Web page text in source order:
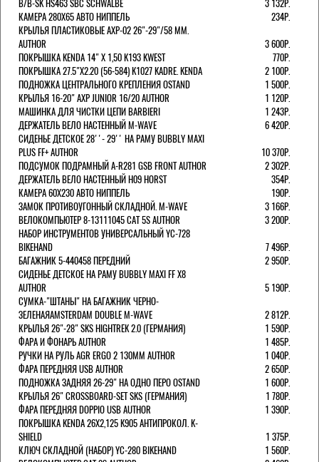
B/B-SK HS463 SBC SCHWALBE
3 132Р.
КАМЕРА 280Х65 АВТО НИППЕЛЬ
234Р.
КРЫЛЬЯ ПЛАСТИКОВЫЕ AXP-02 26"-29"/58 ММ.
AUTHOR
3 600Р.
ПОКРЫШКА KENDA 14" Х 1,50 K193 KWEST
770Р.
ПОКРЫШКА 27.5"Х2.20 (56-584) K1027 KADRE. KENDA
2 100Р.
ПОДНОЖКА ЦЕНТРАЛЬНОГО КРЕПЛЕНИЯ OSTAND
1 500Р.
КРЫЛЬЯ 16-20" AXP JUNIOR 16/20 AUTHOR
1 120Р.
МАШИНКА ДЛЯ ЧИСТКИ ЦЕПИ BARBIERI
1 243Р.
ДЕРЖАТЕЛЬ ВЕЛО НАСТЕННЫЙ M-WAVE
6 420Р.
СИДЕНЬЕ ДЕТСКОЕ 28''- 29'' НА РАМУ BUBBLY MAXI
PLUS FF+ AUTHOR
10 370Р.
ПОДСУМОК ПОДРАМНЫЙ A-R281 GSB FRONT AUTHOR
2 302Р.
ДЕРЖАТЕЛЬ ВЕЛО НАСТЕННЫЙ H09 HORST
354Р.
КАМЕРА 60X230 АВТО НИППЕЛЬ
190Р.
ЗАМОК ПРОТИВОУГОННЫЙ СКЛАДНОЙ. M-WAVE
3 166Р.
ВЕЛОКОМПЬЮТЕР 8-13111045 CAT 5S AUTHOR
3 200Р.
НАБОР ИНСТРУМЕНТОВ УНИВЕРСАЛЬНЫЙ YC-728
BIKEHAND
7 496Р.
БАГАЖНИК 5-440458 ПЕРЕДНИЙ
2 950Р.
СИДЕНЬЕ ДЕТСКОЕ НА РАМУ BUBBLY MAXI FF X8
AUTHOR
5 190Р.
СУМКА-"ШТАНЫ" НА БАГАЖНИК ЧЕРНО-
ЗЕЛЕНАЯAMSTERDAM DOUBLE M-WAVE
2 812Р.
КРЫЛЬЯ 26"-28" SKS HIGHTREK 2.0 (ГЕРМАНИЯ)
1 590Р.
ФАРА И ФОНАРЬ AUTHOR
1 485Р.
РУЧКИ НА РУЛЬ AGR ERGO 2 130ММ AUTHOR
1 040Р.
ФАРА ПЕРЕДНЯЯ USB AUTHOR
2 650Р.
ПОДНОЖКА ЗАДНЯЯ 26-29" НА ОДНО ПЕРО OSTAND
1 600Р.
КРЫЛЬЯ 26" CROSSBOARD-SET SKS (ГЕРМАНИЯ)
1 780Р.
ФАРА ПЕРЕДНЯЯ DOPPIO USB AUTHOR
1 390Р.
ПОКРЫШКА KENDA 26Х2,125 K905 АНТИПРОКОЛ. K-
SHIELD
1 375Р.
КЛЮЧ СКЛАДНОЙ (НАБОР) YC-280 BIKEHAND
1 560Р.